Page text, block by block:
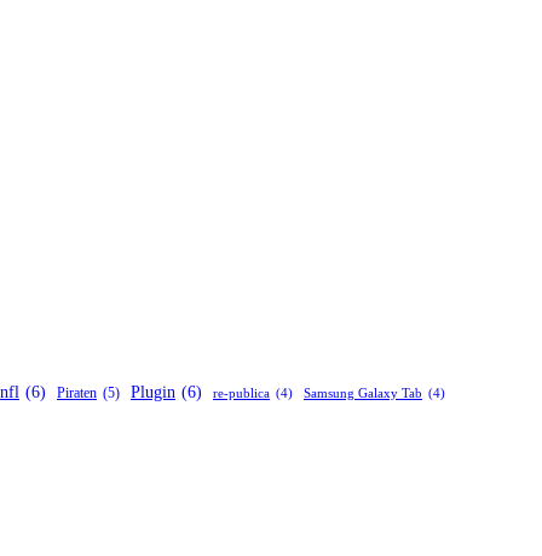
nfl (6) Piraten (5) Plugin (6) re-publica (4) Samsung Galaxy Tab (4)